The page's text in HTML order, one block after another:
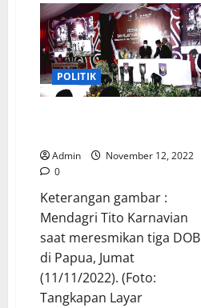
Mantan
Kepala
BPN
Jakarta
Yang
Diadili
di
Kasus
Pembatalan
POLITIK
Admin
November 12, 2022
0
Keterangan gambar :
Mendagri Tito Karnavian
saat meresmikan tiga DOB
di Papua, Jumat
(11/11/2022). (Foto:
Tangkapan Layar